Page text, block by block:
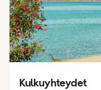
Kulkuyhteydet